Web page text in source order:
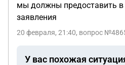
мы должны предоставить
заявления
20 февраля, 21:40, вопрос
У вас похожая